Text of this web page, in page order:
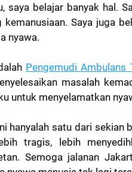
saya belajar banyak hal.
kemanusiaan. Saya juga
nyawa.
Pengemudi Ambulans
masalah
untuk menyelamatkan
hanyalah satu dari sekian
tragis, lebih
Semoga jalanan